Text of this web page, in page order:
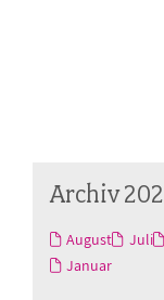
Archiv
August Juli
Januar